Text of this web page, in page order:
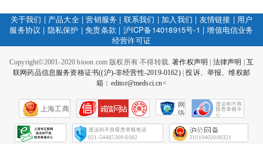
关于我们 | 产品大全|营销服务 | 联系我们 | 加入我们 | 友情链接 | 用户
服务协议 | 隐私保护 |免责条款 | 沪ICP备14018915号-1 |增值电信业务
经营许可证
Copyright©2001-2020 bioon.com 版权所有 不得转载.著作权声明 法律声明
互
联网药品信息服务资格证书((沪)-非经营性-2019-0162)|投诉、举报、维权邮
箱：editor@medsci.cn<
上海工商
网
络
会
征
021-54485309-8082 31010402000321